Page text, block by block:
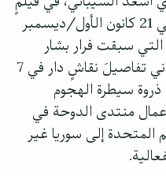
وثائقي عن تحرير البلاد عُرض في 21 كانون الأول/ديسمبر
التي سبقت فرار بشار
الأسد وانهيار نظامه، روى الشيباني تفاصيلَ نقاشٍ دار في 7
ديسمبر 2024، في ذروة سيطرة الهجوم
منتدى الدوحة في
إلى سوريا غير